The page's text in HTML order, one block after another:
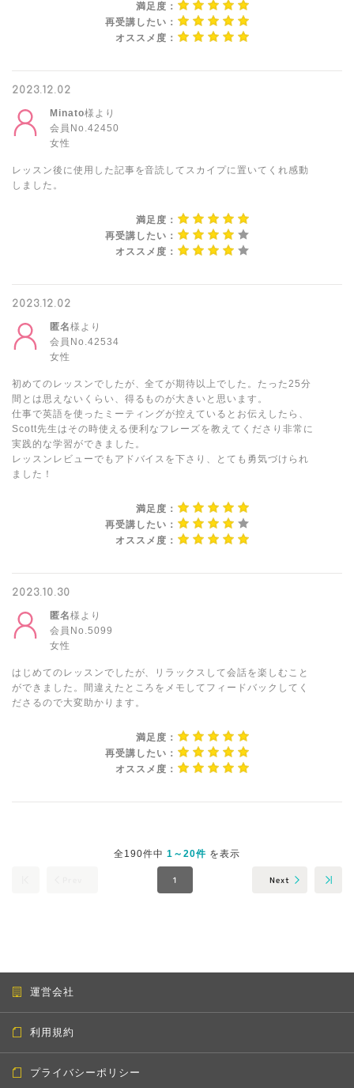
満足度：
再受講したい：
オススメ度：
2023.12.02
Minato様より
会員No.42450
女性
レッスン後に使用した記事を音読してスカイプに置いてくれ感動
しました。
満足度：
再受講したい：
オススメ度：
2023.12.02
匿名様より
会員No.42534
女性
初めてのレッスンでしたが、全てが期待以上でした。たった25分
間とは思えないくらい、得るものが大きいと思います。
仕事で英語を使ったミーティングが控えているとお伝えしたら、
Scott先生はその時使える便利なフレーズを教えてくださり非常に
実践的な学習ができました。
レッスンレビューでもアドバイスを下さり、とても勇気づけられ
ました！
満足度：
再受講したい：
オススメ度：
2023.10.30
匿名様より
会員No.5099
女性
はじめてのレッスンでしたが、リラックスして会話を楽しむこと
ができました。間違えたところをメモしてフィードバックしてく
ださるので大変助かります。
満足度：
再受講したい：
オススメ度：
全190件中1～20件を表示
1 Next
運営会社
利用規約
プライバシーポリシー